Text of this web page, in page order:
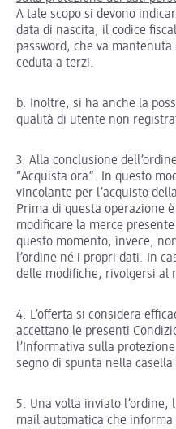
A tale scopo si devono
data di nascita, il codice
password, che va
ceduta a terzi.
b. Inoltre, si ha anche la
qualità di utente non
3. Alla conclusione
“Acquista ora”. In questo
vincolante per l’acquisto
Prima di questa operazione
modificare la merce
questo momento, invece,
l’ordine né i propri dati. In
delle modifiche, rivolgersi
4. L’offerta si considera
accettano le presenti
l’Informativa sulla
segno di spunta nella
5. Una volta inviato l’ordine,
mail automatica che informa